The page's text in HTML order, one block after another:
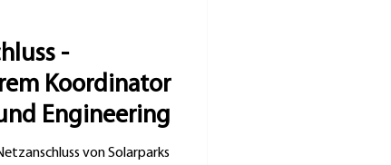
-
Koordinator
Engineering
von Solarparks